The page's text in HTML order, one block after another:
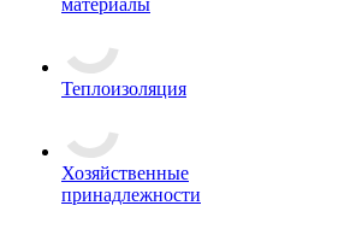
материалы
Теплоизоляция
Хозяйственные
принадлежности